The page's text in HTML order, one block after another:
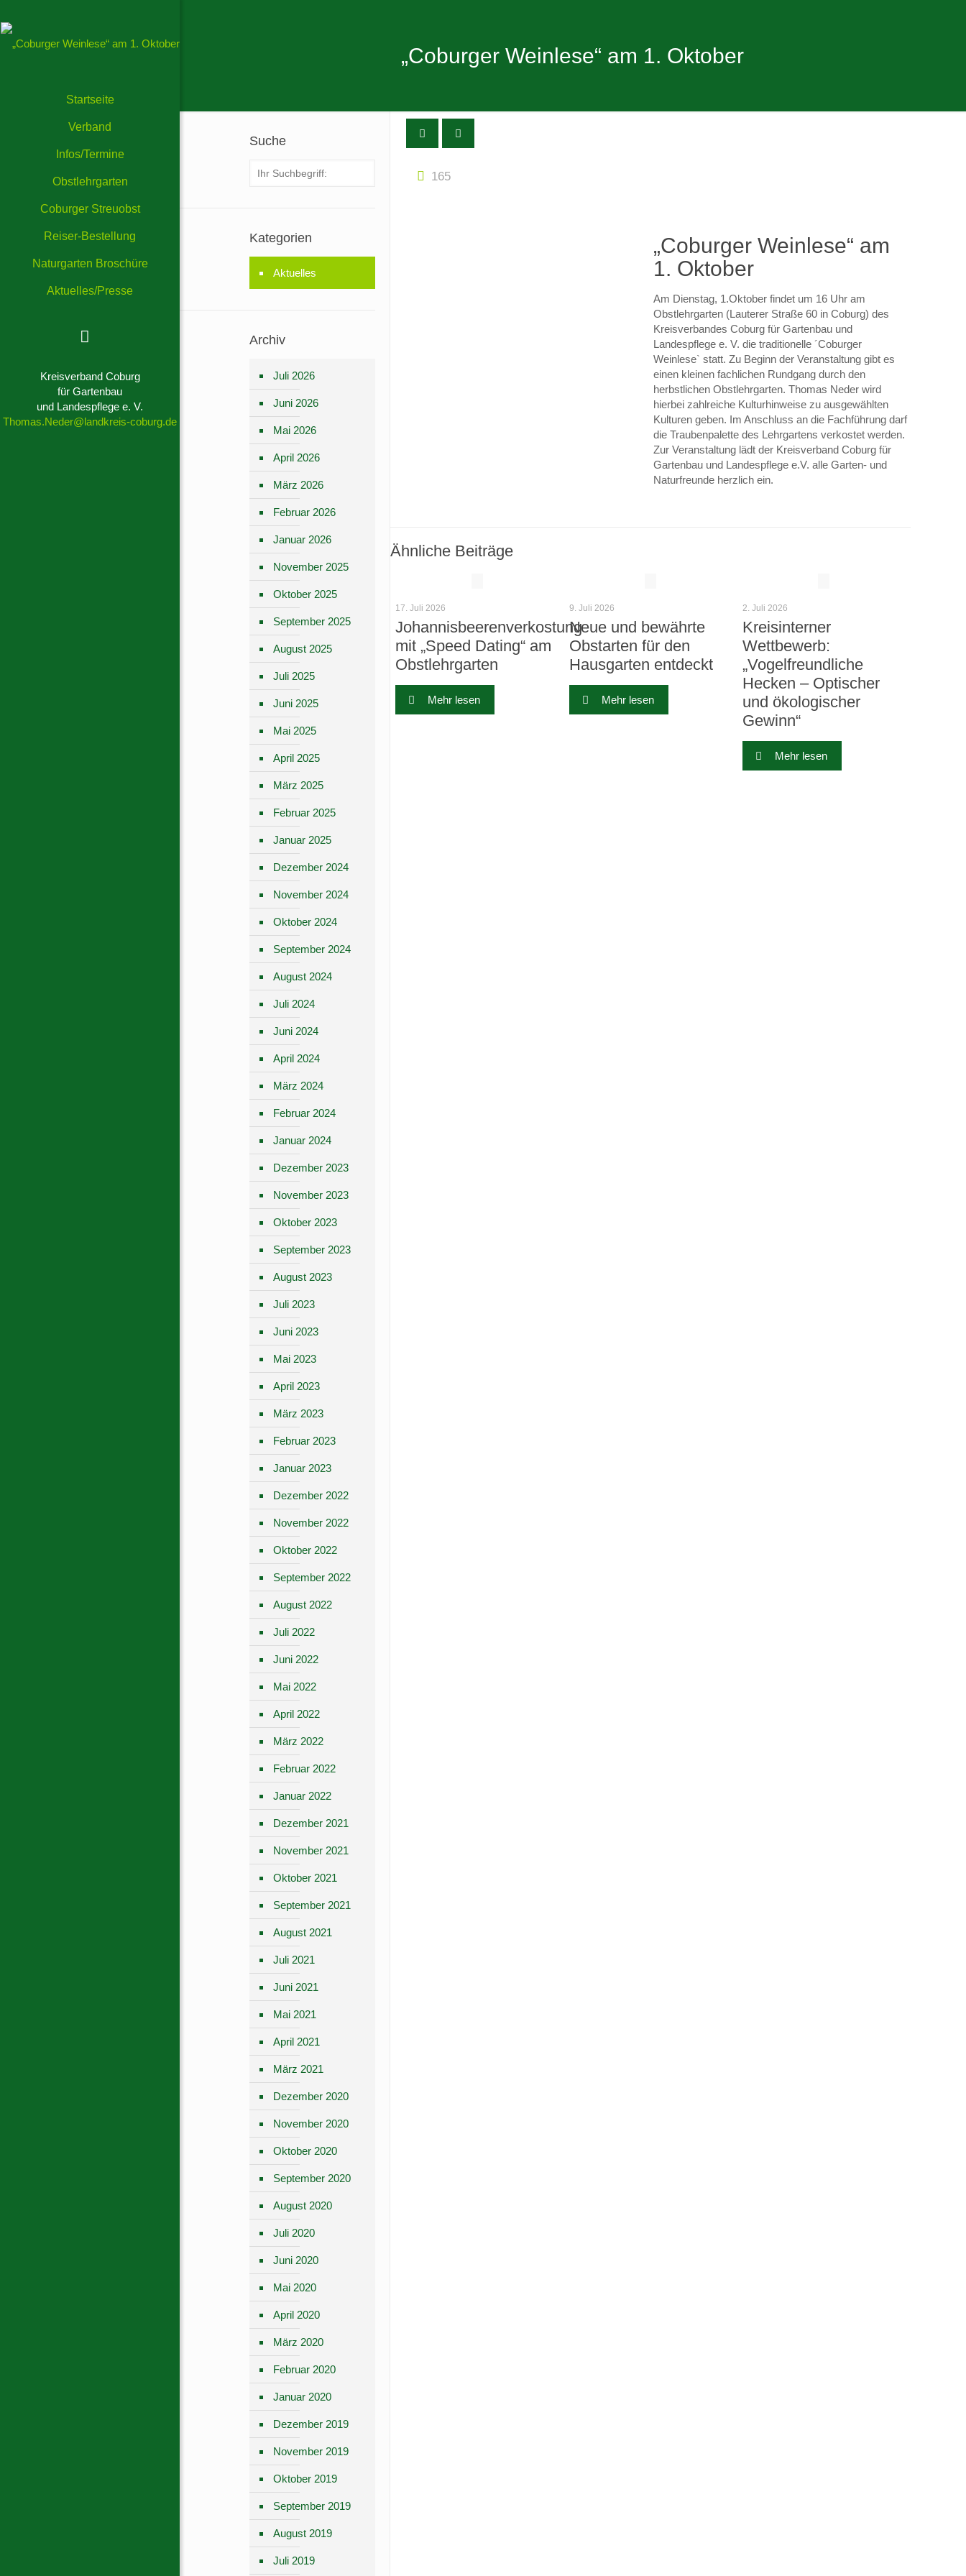
Startseite
Verband
Infos/Termine
Obstlehrgarten
Coburger Streuobst
Reiser-Bestellung
Naturgarten Broschüre
Aktuelles/Presse
Kreisverband Coburg
für Gartenbau
und Landespflege e. V.
Thomas.Neder@landkreis-coburg.de
„Coburger Weinlese“ am 1. Oktober
165
„Coburger Weinlese“ am
1. Oktober
Am Dienstag, 1.Oktober findet um 16 Uhr am
Obstlehrgarten (Lauterer Straße 60 in Coburg) des
Kreisverbandes Coburg für Gartenbau und
Landespflege e. V. die traditionelle ´Coburger
Weinlese` statt. Zu Beginn der Veranstaltung gibt es
einen kleinen fachlichen Rundgang durch den
herbstlichen Obstlehrgarten. Thomas Neder wird
hierbei zahlreiche Kulturhinweise zu ausgewählten
Kulturen geben. Im Anschluss an die Fachführung darf
die Traubenpalette des Lehrgartens verkostet werden.
Zur Veranstaltung lädt der Kreisverband Coburg für
Gartenbau und Landespflege e.V. alle Garten- und
Naturfreunde herzlich ein.
Ähnliche Beiträge
17. Juli 2026
Johannisbeerenverkostung
mit „Speed Dating“ am
Obstlehrgarten
Mehr lesen
9. Juli 2026
Neue und bewährte
Obstarten für den
Hausgarten entdeckt
Mehr lesen
2. Juli 2026
Kreisinterner
Wettbewerb:
„Vogelfreundliche
Hecken – Optischer
und ökologischer
Gewinn“
Mehr lesen
Suche
Kategorien
Aktuelles
Archiv
Juli 2026
Juni 2026
Mai 2026
April 2026
März 2026
Februar 2026
Januar 2026
November 2025
Oktober 2025
September 2025
August 2025
Juli 2025
Juni 2025
Mai 2025
April 2025
März 2025
Februar 2025
Januar 2025
Dezember 2024
November 2024
Oktober 2024
September 2024
August 2024
Juli 2024
Juni 2024
April 2024
März 2024
Februar 2024
Januar 2024
Dezember 2023
November 2023
Oktober 2023
September 2023
August 2023
Juli 2023
Juni 2023
Mai 2023
April 2023
März 2023
Februar 2023
Januar 2023
Dezember 2022
November 2022
Oktober 2022
September 2022
August 2022
Juli 2022
Juni 2022
Mai 2022
April 2022
März 2022
Februar 2022
Januar 2022
Dezember 2021
November 2021
Oktober 2021
September 2021
August 2021
Juli 2021
Juni 2021
Mai 2021
April 2021
März 2021
Dezember 2020
November 2020
Oktober 2020
September 2020
August 2020
Juli 2020
Juni 2020
Mai 2020
April 2020
März 2020
Februar 2020
Januar 2020
Dezember 2019
November 2019
Oktober 2019
September 2019
August 2019
Juli 2019